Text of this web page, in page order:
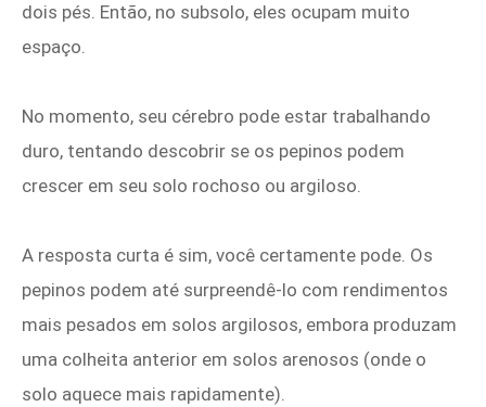
dois pés. Então, no subsolo, eles ocupam muito
espaço.
No momento, seu cérebro pode estar trabalhando
duro, tentando descobrir se os pepinos podem
crescer em seu solo rochoso ou argiloso.
A resposta curta é sim, você certamente pode. Os
pepinos podem até surpreendê-lo com rendimentos
mais pesados ​​em solos argilosos, embora produzam
uma colheita anterior em solos arenosos (onde o
solo aquece mais rapidamente).